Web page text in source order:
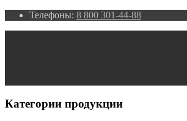
Телефоны: 8 800 301-44-88
Категории продукции